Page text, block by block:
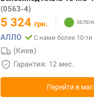
(0563-4)
5 324 грн.
АЛЛО
С нами более 10-ти
(Киев)
Гарантия: 12 мес.
Перейти в